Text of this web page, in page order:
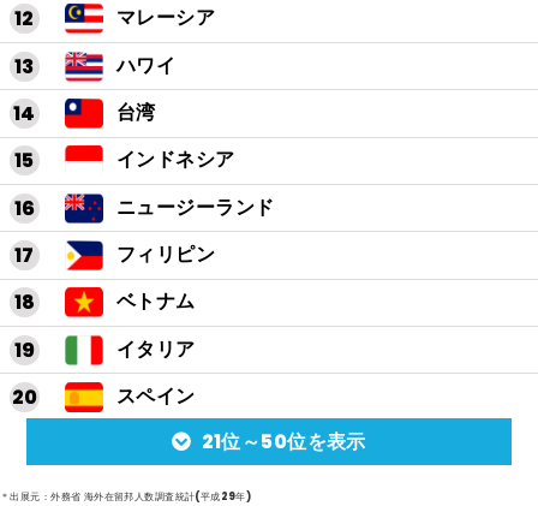
マレーシア
ハワイ
台湾
インドネシア
ニュージーランド
フィリピン
ベトナム
イタリア
スペイン
アルゼンチン
メキシコ
21位～50位を表示
＊出展元：外務省 海外在留邦人数調査統計(平成29年)